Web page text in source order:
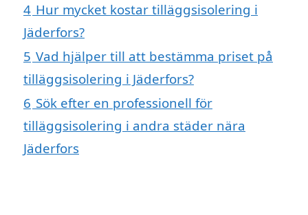
4 Hur mycket kostar tilläggsisolering i
Jäderfors?
5 Vad hjälper till att bestämma priset på
tilläggsisolering i Jäderfors?
6 Sök efter en professionell för
tilläggsisolering i andra städer nära
Jäderfors